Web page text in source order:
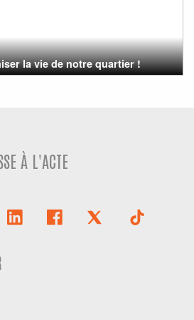
la vie de notre quartier !
À L'ACTE